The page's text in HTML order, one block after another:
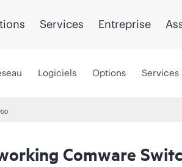
Services Entreprise
Logiciels Options Services
Comware